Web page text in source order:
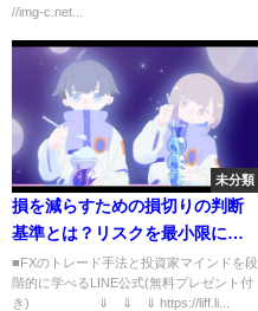
//img-c.net...
未分類
損を減らすための損切りの判断
基準とは？リスクを最小限に利
益を出す方法！【FX 上昇トレン
ド相場 円安】
■FXのトレード手法と投資家マインドを段
階的に学べるLINE公式(無料プレゼント付
き) ⇓ ⇓ ⇓ https://liff.li...